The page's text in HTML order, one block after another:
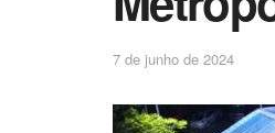
7 de junho de 2024